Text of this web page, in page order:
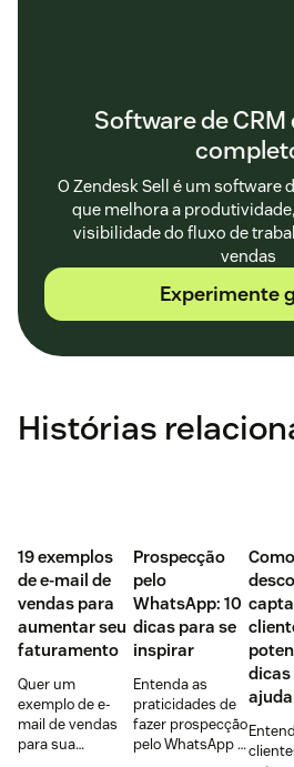
Software de CRM
O Zendesk Sell é um software
que melhora a
visibilidade do fluxo de
vendas
Experimente
Histórias
‌19 exemplos
de e-mail de
vendas para
aumentar seu
faturamento
Quer um
exemplo de e-
mail de vendas
para sua
Prospecção
pelo
WhatsApp: 10
dicas para se
inspirar
Entenda as
praticidades de
fazer prospecção
pelo WhatsApp +
Como
dicas